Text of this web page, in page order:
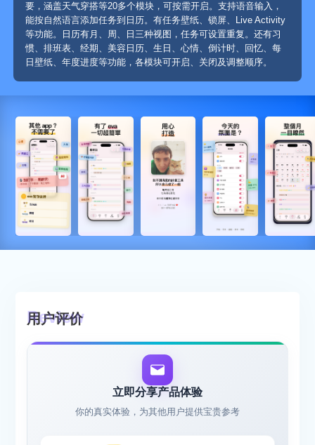
要，涵盖天气穿搭等20多个模块，可按需开启。支持语音输入，
能按自然语言添加任务到日历。有任务壁纸、锁屏、Live Activity
等功能。日历有月、周、日三种视图，任务可设置重复。还有习
惯、排班表、经期、美容日历、生日、心情、倒计时、回忆、每
日壁纸、年度进度等功能，各模块可开启、关闭及调整顺序。
用户评价
立即分享产品体验
你的真实体验，为其他用户提供宝贵参考